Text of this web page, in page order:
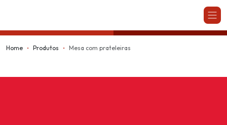
Home Produtos Mesa com prateleiras